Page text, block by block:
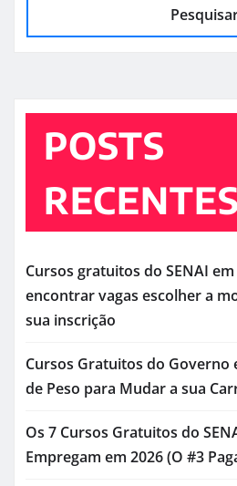
POSTS
RECENTES
Cursos gratuitos do SENAI
encontrar vagas escolher a
sua inscrição
Cursos Gratuitos do Governo
de Peso para Mudar a sua
Os 7 Cursos Gratuitos do
Empregam em 2026 (O #3